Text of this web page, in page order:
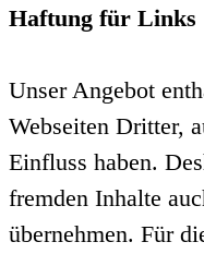
Haftung für Links
Unser Angebot
Webseiten Dritter,
Einfluss haben.
fremden Inhalte
übernehmen. Für